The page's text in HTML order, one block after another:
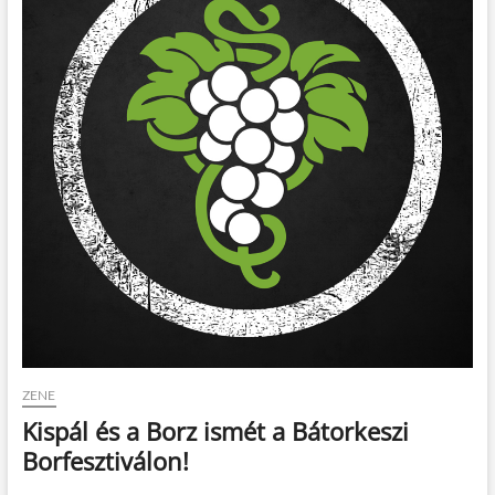
ZENE
Kispál és a Borz ismét a Bátorkeszi
Borfesztiválon!